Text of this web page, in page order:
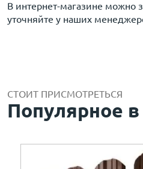
В интернет-магазине можно
уточняйте у наших
СТОИТ ПРИСМОТРЕТЬСЯ
Популярное в